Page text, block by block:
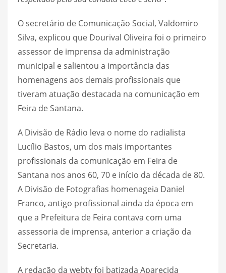
O secretário de Comunicação Social, Valdomiro
Silva, explicou que Dourival Oliveira foi o primeiro
assessor de imprensa da administração
municipal e salientou a importância das
homenagens aos demais profissionais que
tiveram atuação destacada na comunicação em
Feira de Santana.
A Divisão de Rádio leva o nome do radialista
Lucílio Bastos, um dos mais importantes
profissionais da comunicação em Feira de
Santana nos anos 60, 70 e início da década de 80.
A Divisão de Fotografias homenageia Daniel
Franco, antigo profissional ainda da época em
que a Prefeitura de Feira contava com uma
assessoria de imprensa, anterior a criação da
Secretaria.
A redação da webtv foi batizada Aparecida